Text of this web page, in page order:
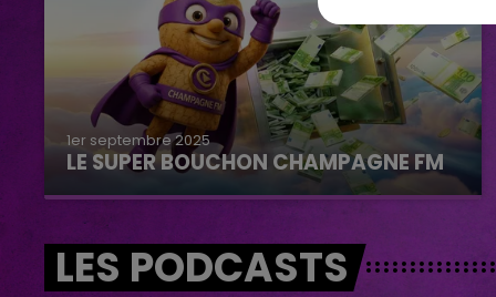
1er septembre 2025
LE SUPER BOUCHON CHAMPAGNE FM
LES PODCASTS